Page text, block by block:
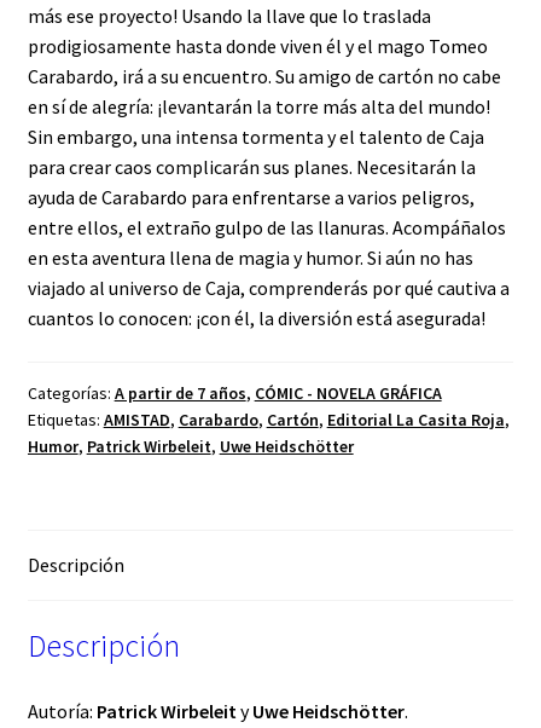
más ese proyecto! Usando la llave que lo traslada
prodigiosamente hasta donde viven él y el mago Tomeo
Carabardo, irá a su encuentro. Su amigo de cartón no cabe
en sí de alegría: ¡levantarán la torre más alta del mundo!
Sin embargo, una intensa tormenta y el talento de Caja
para crear caos complicarán sus planes. Necesitarán la
ayuda de Carabardo para enfrentarse a varios peligros,
entre ellos, el extraño gulpo de las llanuras. Acompáñalos
en esta aventura llena de magia y humor. Si aún no has
viajado al universo de Caja, comprenderás por qué cautiva a
cuantos lo conocen: ¡con él, la diversión está asegurada!
Categorías: A partir de 7 años, CÓMIC - NOVELA GRÁFICA
Etiquetas: AMISTAD, Carabardo, Cartón, Editorial La Casita Roja,
Humor, Patrick Wirbeleit, Uwe Heidschötter
Descripción
Descripción
Autoría: Patrick WirbeleityUwe Heidschötter.